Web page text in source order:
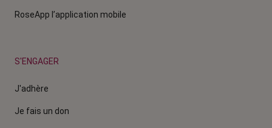
RoseApp l’application mobile
S'ENGAGER
J'adhère
Je fais un don